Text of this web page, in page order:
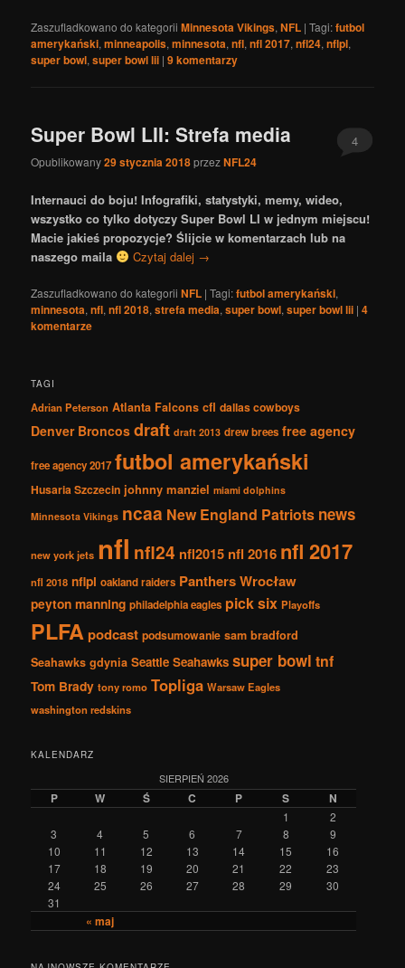
Zaszufladkowano do kategorii Minnesota Vikings,NFL |Tagi:futbol
amerykański,minneapolis,minnesota,nfl,nfl 2017,nfl24,nflpl,
super bowl,super bowl lii |9komentarzy
Super Bowl LII: Strefa media
Opublikowany29 stycznia 2018przezNFL24
4
Internauci do boju! Infografiki, statystyki, memy, wideo,
wszystko co tylko dotyczy Super Bowl LI w jednym miejscu!
Macie jakieś propozycje? Ślijcie w komentarzach lub na
naszego maila
Czytaj dalej →
Zaszufladkowano do kategorii NFL |Tagi:futbol amerykański,
minnesota,nfl,nfl 2018,strefa media,super bowl,super bowl lii |4
komentarze
TAGI
Adrian Peterson Atlanta Falcons cfl dallas cowboys
Denver Broncos draft draft 2013 drew brees free agency
free agency 2017 futbol amerykański
Husaria Szczecin johnny manziel miami dolphins
Minnesota Vikings ncaa New England Patriots news
new york jets nfl nfl24 nfl2015 nfl 2016 nfl 2017
nfl 2018 nflpl oakland raiders Panthers Wrocław
peyton manning philadelphia eagles pick six Playoffs
PLFApodcast podsumowanie sam bradford
Seahawks gdynia Seattle Seahawks super bowl tnf
Tom Brady tony romo Topliga Warsaw Eagles
washington redskins
KALENDARZ
SIERPIEŃ 2026
P W Ś C P S N
« maj
1
2
3
4 5 6 7 8
9
10
11 12 13 14 15
16
17
18 19 20 21 22
23
24
25 26 27 28 29
30
31